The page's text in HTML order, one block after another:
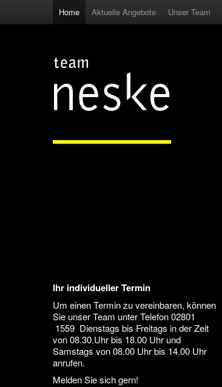
Home Aktuelle Angebote Unser Team
Ihr individueller Termin
Um einen Termin zu vereinbaren, können
Sie unser Team unter Telefon 02801
1559 Dienstags bis Freitags in der Zeit
von 08.30.Uhr bis 18.00 Uhr und
Samstags von 08.00 Uhr bis 14.00 Uhr
anrufen.
Melden Sie sich gern!